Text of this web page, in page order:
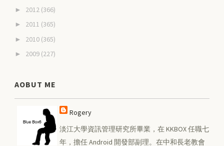
► 2012 (366)
► 2011 (365)
► 2010 (365)
► 2009 (227)
AOBUT ME
Rogery
淡江大學資訊管理研究所畢業，在 KKBOX 任職七
年，擔任 Android 開發部副理。在中和長老教會